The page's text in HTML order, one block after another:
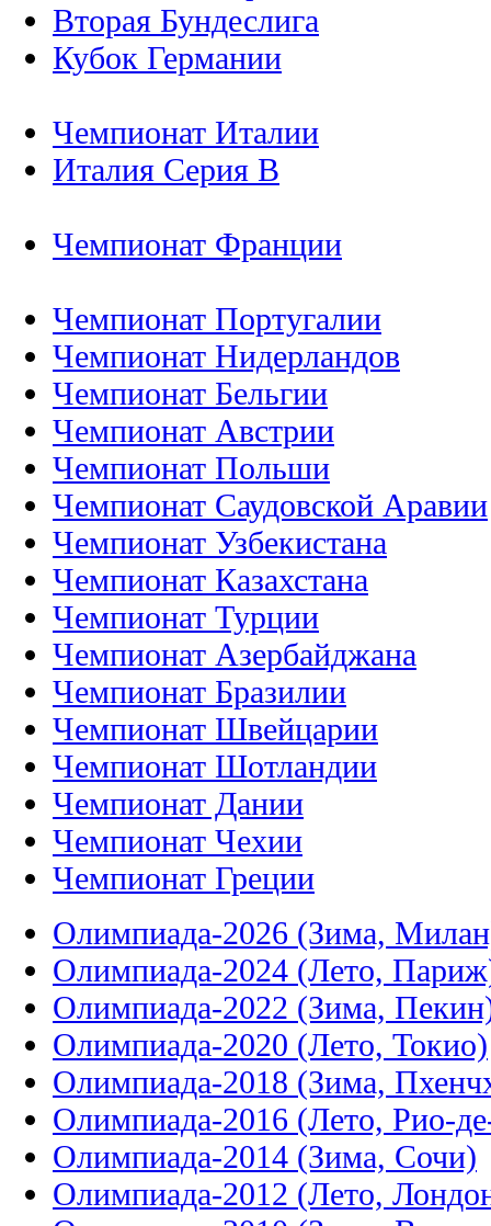
Вторая Бундеслига
Кубок Германии
Чемпионат Италии
Италия Серия B
Чемпионат Франции
Чемпионат Португалии
Чемпионат Нидерландов
Чемпионат Бельгии
Чемпионат Австрии
Чемпионат Польши
Чемпионат Саудовской Аравии
Чемпионат Узбекистана
Чемпионат Казахстана
Чемпионат Турции
Чемпионат Азербайджана
Чемпионат Бразилии
Чемпионат Швейцарии
Чемпионат Шотландии
Чемпионат Дании
Чемпионат Чехии
Чемпионат Греции
Олимпиада-2026 (Зима,
Олимпиада-2024 (Лето,
Олимпиада-2022 (Зима,
Олимпиада-2020 (Лето, Токио)
Олимпиада-2018 (Зима,
Олимпиада-2016 (Лето, Рио-
Олимпиада-2014 (Зима, Сочи)
Олимпиада-2012 (Лето,